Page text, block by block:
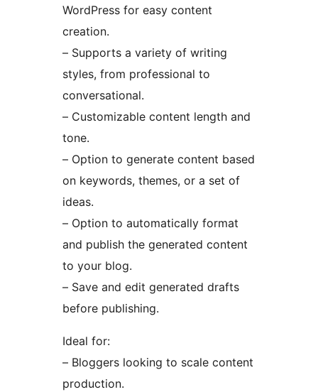
WordPress for easy content
creation.
– Supports a variety of writing
styles, from professional to
conversational.
– Customizable content length and
tone.
– Option to generate content based
on keywords, themes, or a set of
ideas.
– Option to automatically format
and publish the generated content
to your blog.
– Save and edit generated drafts
before publishing.
Ideal for:
– Bloggers looking to scale content
production.